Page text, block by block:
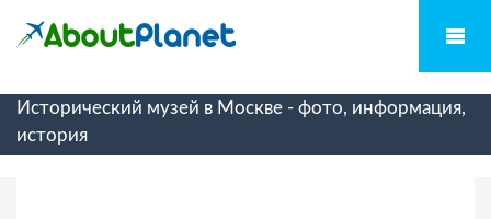
Исторический музей в Москве - фото, информация,
история